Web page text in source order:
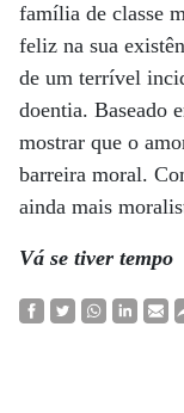
família de classe
feliz na sua
de um terrível
doentia. Baseado
mostrar que o
barreira moral.
ainda mais
Vá se tiver tempo